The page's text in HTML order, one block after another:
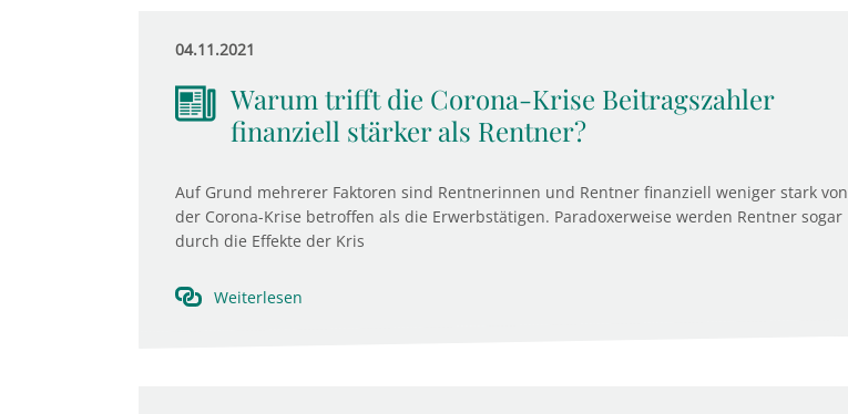
04.11.2021
Warum trifft die Corona-Krise Beitragszahler
finanziell stärker als Rentner?
Auf Grund mehrerer Faktoren sind Rentnerinnen und Rentner finanziell weniger stark von
der Corona-Krise betroffen als die Erwerbstätigen. Paradoxerweise werden Rentner sogar
durch die Effekte der Kris
Weiterlesen